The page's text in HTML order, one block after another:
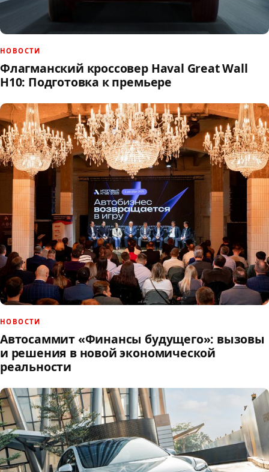
НОВОСТИ
Флагманский кроссовер Haval Great Wall
H10: Подготовка к премьере
НОВОСТИ
Автосаммит «Финансы будущего»: вызовы
и решения в новой экономической
реальности